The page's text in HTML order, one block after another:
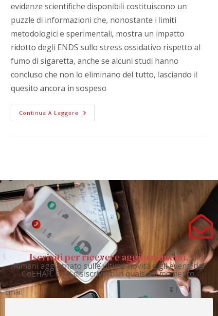
evidenze scientifiche disponibili costituiscono un
puzzle di informazioni che, nonostante i limiti
metodologici e sperimentali, mostra un impatto
ridotto degli ENDS sullo stress ossidativo rispetto al
fumo di sigaretta, anche se alcuni studi hanno
concluso che non lo eliminano del tutto, lasciando il
quesito ancora in sospeso
Continua A Leggere
Iscriviti per ricevere aggiornamenti.
Rimani aggiornato sulle ultime novità e gli eventi del
CoEHAR. Puoi disiscriverti in qualsiasi momento.
Email